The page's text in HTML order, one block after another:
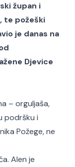
župan i
te požeški
je danas na
Djevice
– orguljaša,
podršku i
Požege, ne
Alen je